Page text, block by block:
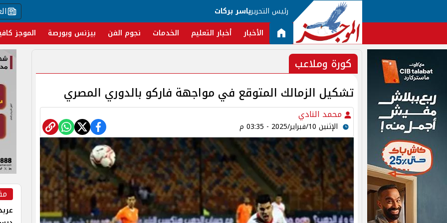
رئيس التحريرياسر بركات
الأخبار أخبار التعليم الخدمات نجوم الفن بيزنس وبورصة الموجز
كورة وملاعب
تشكيل الزمالك المتوقع في مواجهة فاركو بالدوري المصري
محمد النادي
الإثنين 10/فبراير/2025 - 03:35 م